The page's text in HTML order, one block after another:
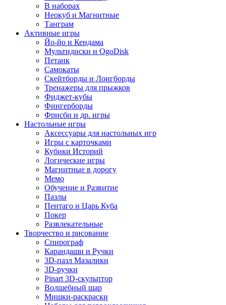
В наборах
Неокуб и Магнитные
Танграм
Активные игры
Йо-йо и Кендама
Мультидиски и OgoDisk
Петанк
Самокаты
Скейтборды и Лонгборды
Тренажеры для прыжков
Фиджет-кубы
Фингерборды
Фрисби и др. игры
Настольные игры
Аксессуары для настольных игр
Игры с карточками
Кубики Историй
Логические игры
Магнитные в дорогу
Мемо
Обучение и Развитие
Пазлы
Пентаго и Царь Куба
Покер
Развлекательные
Творчество и рисование
Спирограф
Карандаши и Ручки
3D-пазл Мазалики
3D-ручки
Pinart 3D-скульптор
Волшебный шар
Мишки-раскраски